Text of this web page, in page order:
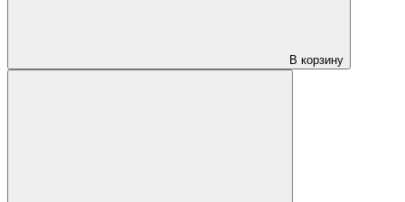
В корзину